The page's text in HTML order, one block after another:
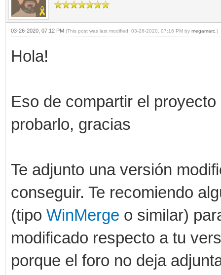
ision()):
else:
def
03-26-2020, 07:12 PM (This post was last modified: 03-26-2020, 07:16 PM by megamarc .)
Hola!
Eso de compartir el
probarlo, gracias
Te adjunto una versión
conseguir. Te recomiendo
(tipo WinMerge o similar)
modificado respecto a tu
porque el foro no deja